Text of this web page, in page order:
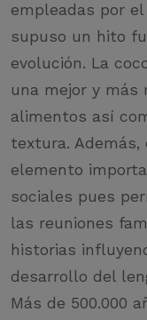
empleadas por
supuso un hito
evolución. La
una mejor y más
alimentos así
textura. Además,
elemento
sociales pues
las reuniones
historias
desarrollo del
Más de 500.000